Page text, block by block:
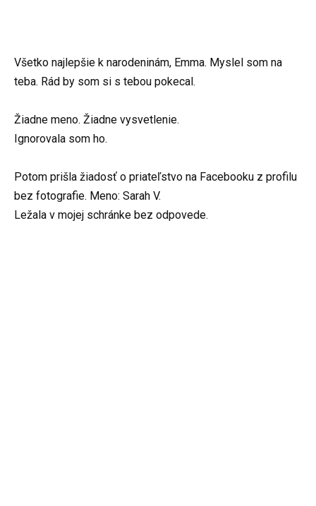
Všetko najlepšie k narodeninám, Emma. Myslel som na
teba. Rád by som si s tebou pokecal.
Žiadne meno. Žiadne vysvetlenie.
Ignorovala som ho.
Potom prišla žiadosť o priateľstvo na Facebooku z profilu
bez fotografie. Meno: Sarah V.
Ležala v mojej schránke bez odpovede.